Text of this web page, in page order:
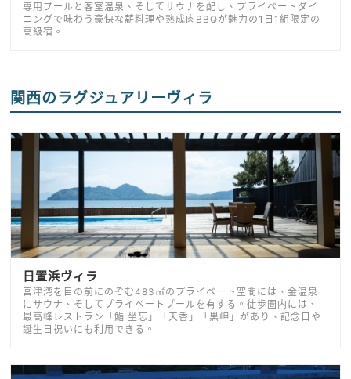
専用プールと客室温泉、そしてサウナを配し、プライベートダイ
ニングで味わう豪快な薪料理や熟成肉BBQが魅力の1日1組限定の
高級宿。
関西のラグジュアリーヴィラ
日置浜ヴィラ
宮津湾を目の前にのぞむ483㎡のプライベート空間には、金温泉
にサウナ、そしてプライベートプールを有する。徒歩圏内には、
最高峰レストラン「鮨 坐忘」「天香」「黒岬」があり、記念日や
誕生日祝いにも利用できる。